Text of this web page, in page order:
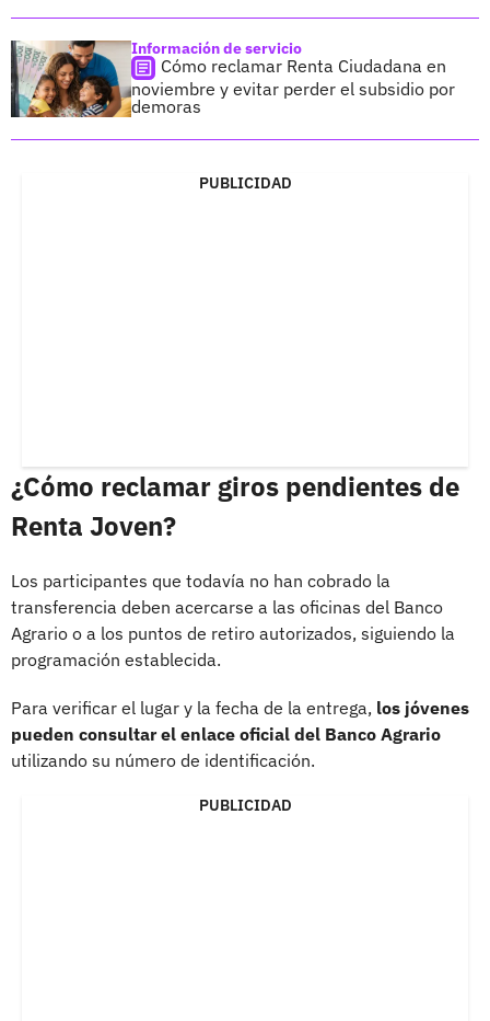
Información de servicio
Cómo reclamar Renta Ciudadana en
noviembre y evitar perder el subsidio por
demoras
PUBLICIDAD
¿Cómo reclamar giros pendientes de
Renta Joven?
Los participantes que todavía no han cobrado la
transferencia deben acercarse a las oficinas del Banco
Agrario o a los puntos de retiro autorizados, siguiendo la
programación establecida.
Para verificar el lugar y la fecha de la entrega, los jóvenes
pueden consultar el enlace oficial del Banco Agrario
utilizando su número de identificación.
PUBLICIDAD